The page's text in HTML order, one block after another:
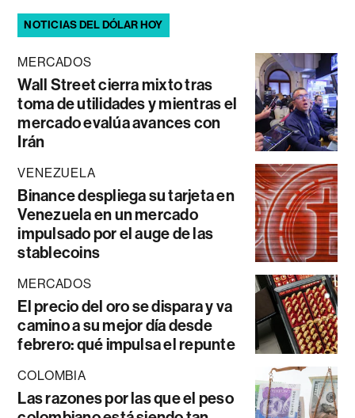
NOTICIAS DEL DÓLAR HOY
MERCADOS
Wall Street cierra mixto tras
toma de utilidades y mientras el
mercado evalúa avances con
Irán
VENEZUELA
Binance despliega su tarjeta en
Venezuela en un mercado
impulsado por el auge de las
stablecoins
MERCADOS
El precio del oro se dispara y va
camino a su mejor día desde
febrero: qué impulsa el repunte
COLOMBIA
Las razones por las que el peso